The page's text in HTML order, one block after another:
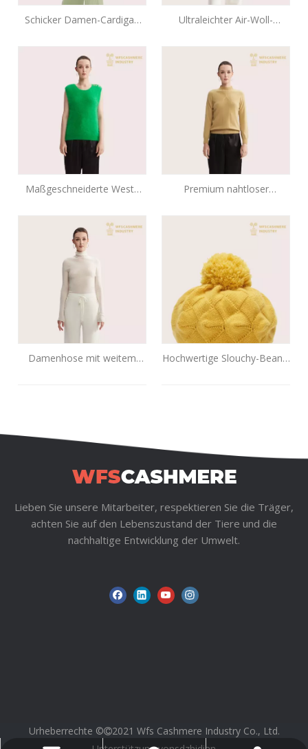
Schicker Damen-Cardigan
Kaschmir | Hersteller
maßgeschneiderter
Modestrickwaren
Ultraleichter Air-Woll-
Tech Knit OEM
Maßgeschneiderte Weste
Hellgrün mit Rundkragen |
Ärmellose Pullover OEM-
Fabrik
Premium nahtloser
% Kaschmir |
Fortschrittliche OEM/ODM-
Strickwaren
Damenhose mit weitem
Hochwertige Slouchy-Beanie
Luxus-Strickrock aus
glänzender Seidenmischung
Hochwertiger marineblauer
Kaschmir-Cardigan-Pullover
Lieben Sie unsere Mitarbeiter, respektieren Sie die Träger,
achten Sie auf den Lebenszustand der Tiere und die
nachhaltige Entwicklung der Umwelt.
Urheberrechte ©2021 Wfs Cashmere Industry Co., Ltd.